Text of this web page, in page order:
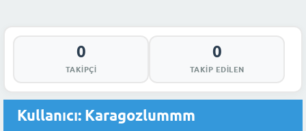
0
TAKIPÇI
0
TAKIP EDILEN
Kullanıcı: Karagozlummm